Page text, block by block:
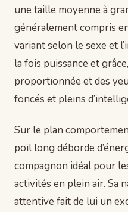
une taille moyenne à
généralement compris
variant selon le sexe et
la fois puissance et
proportionnée et des
foncés et pleins
Sur le plan
poil long déborde
compagnon idéal pour
activités en plein air. Sa
attentive fait de lui un